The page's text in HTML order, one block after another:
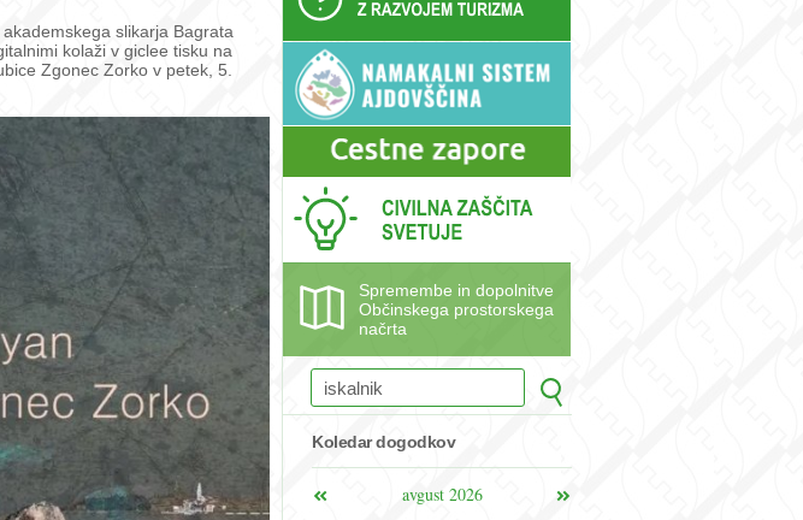
slikarja Bagrata
kolaži v giclee tisku na
Zgonec Zorko v petek, 5.
Spremembe in dopolnitve
Občinskega prostorskega
načrta
Koledar dogodkov
avgust 2026